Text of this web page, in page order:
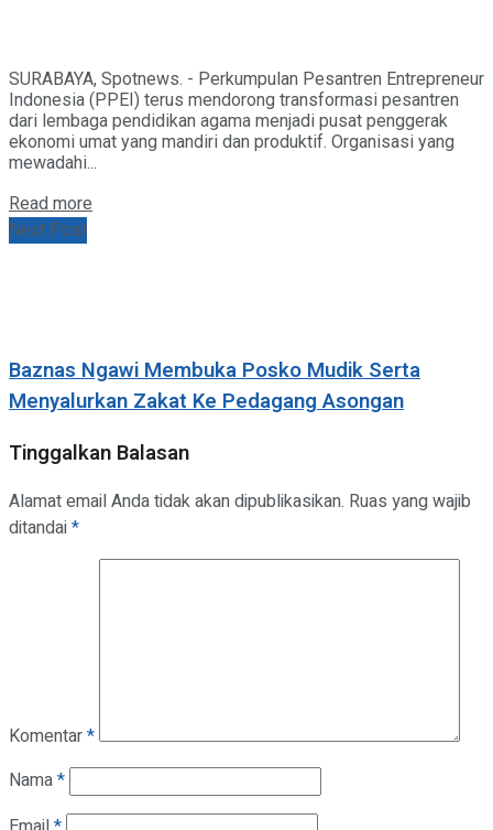
SURABAYA, Spotnews. - Perkumpulan Pesantren Entrepreneur
Indonesia (PPEI) terus mendorong transformasi pesantren
dari lembaga pendidikan agama menjadi pusat penggerak
ekonomi umat yang mandiri dan produktif. Organisasi yang
mewadahi...
Read more
Next Post
Baznas Ngawi Membuka Posko Mudik Serta
Menyalurkan Zakat Ke Pedagang Asongan
Tinggalkan Balasan
Alamat email Anda tidak akan dipublikasikan. Ruas yang wajib
ditandai*
Komentar*
Nama*